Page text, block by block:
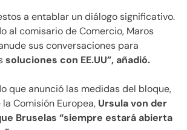
a entablar un diálogo significativo.
al comisario de Comercio, Maros
sus conversaciones para
soluciones con EE.UU”, añadió.
que anunció las medidas del bloque,
Comisión Europea, Ursula von der
Bruselas “siempre estará abierta